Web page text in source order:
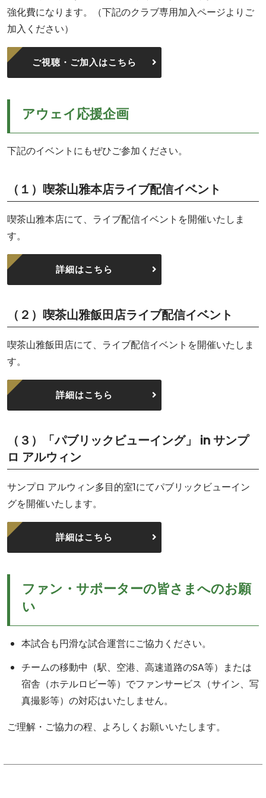
強化費になります。（下記のクラブ専用加入ページよりご
加入ください）
ご視聴・ご加入はこちら
アウェイ応援企画
下記のイベントにもぜひご参加ください。
（１）喫茶山雅本店ライブ配信イベント
喫茶山雅本店にて、ライブ配信イベントを開催いたしま
す。
詳細はこちら
（２）喫茶山雅飯田店ライブ配信イベント
喫茶山雅飯田店にて、ライブ配信イベントを開催いたしま
す。
詳細はこちら
（３）「パブリックビューイング」 in サンプ
ロ アルウィン
サンプロ アルウィン多目的室1にてパブリックビューイン
グを開催いたします。
詳細はこちら
ファン・サポーターの皆さまへのお願
い
本試合も円滑な試合運営にご協力ください。
チームの移動中（駅、空港、高速道路のSA等）または
宿舎（ホテルロビー等）でファンサービス（サイン、写
真撮影等）の対応はいたしません。
ご理解・ご協力の程、よろしくお願いいたします。